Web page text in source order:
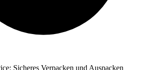
Sicheres Verpacken und Auspacken